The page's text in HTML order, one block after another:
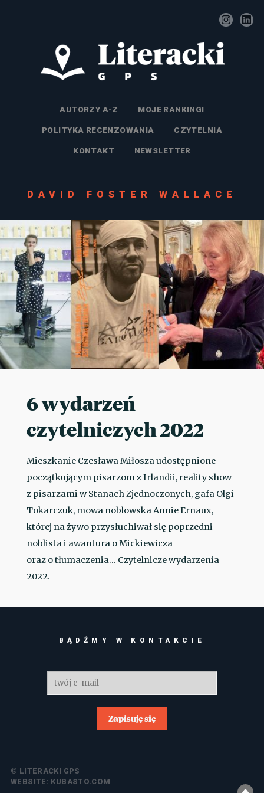
AUTORZY A-Z MOJE RANKINGI
POLITYKA RECENZOWANIA CZYTELNIA
KONTAKT NEWSLETTER
DAVID FOSTER WALLACE
6 wydarzeń
czytelniczych 2022
Mieszkanie Czesława Miłosza udostępnione
początkującym pisarzom z Irlandii, reality show
z pisarzami w Stanach Zjednoczonych, gafa Olgi
Tokarczuk, mowa noblowska Annie Ernaux,
której na żywo przysłuchiwał się poprzedni
noblista i awantura o Mickiewicza
oraz o tłumaczenia… Czytelnicze wydarzenia
2022.
BĄDŹMY W KONTAKCIE
Zapisuję się
© LITERACKI GPS
WEBSITE: KUBASTO.COM